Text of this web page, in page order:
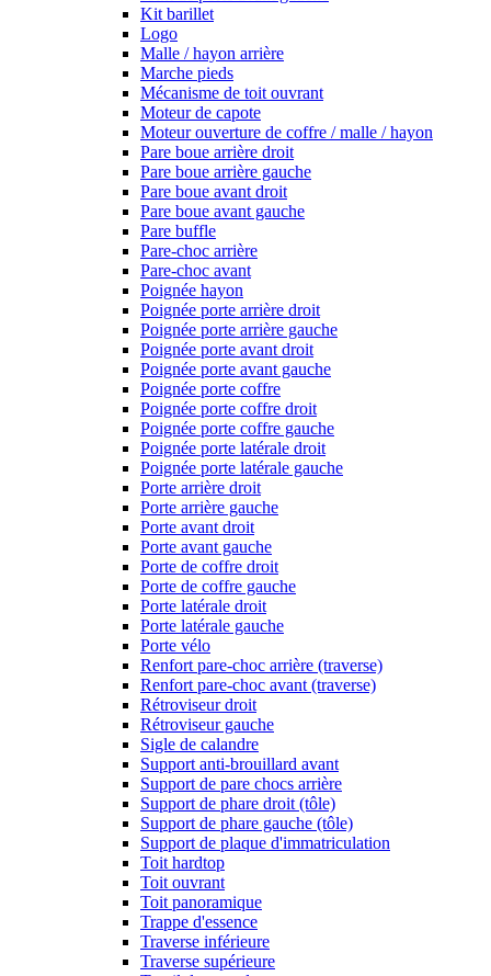
Kit barillet
Logo
Malle / hayon arrière
Marche pieds
Mécanisme de toit ouvrant
Moteur de capote
Moteur ouverture de coffre / malle / hayon
Pare boue arrière droit
Pare boue arrière gauche
Pare boue avant droit
Pare boue avant gauche
Pare buffle
Pare-choc arrière
Pare-choc avant
Poignée hayon
Poignée porte arrière droit
Poignée porte arrière gauche
Poignée porte avant droit
Poignée porte avant gauche
Poignée porte coffre
Poignée porte coffre droit
Poignée porte coffre gauche
Poignée porte latérale droit
Poignée porte latérale gauche
Porte arrière droit
Porte arrière gauche
Porte avant droit
Porte avant gauche
Porte de coffre droit
Porte de coffre gauche
Porte latérale droit
Porte latérale gauche
Porte vélo
Renfort pare-choc arrière (traverse)
Renfort pare-choc avant (traverse)
Rétroviseur droit
Rétroviseur gauche
Sigle de calandre
Support anti-brouillard avant
Support de pare chocs arrière
Support de phare droit (tôle)
Support de phare gauche (tôle)
Support de plaque d'immatriculation
Toit hardtop
Toit ouvrant
Toit panoramique
Trappe d'essence
Traverse inférieure
Traverse supérieure